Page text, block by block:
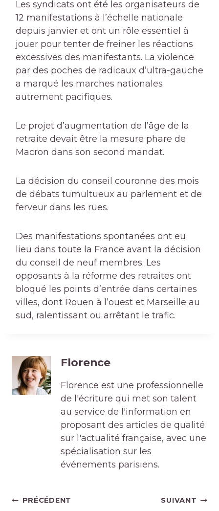
Les syndicats ont été les organisateurs de
12 manifestations à l’échelle nationale
depuis janvier et ont un rôle essentiel à
jouer pour tenter de freiner les réactions
excessives des manifestants. La violence
par des poches de radicaux d’ultra-gauche
a marqué les marches nationales
autrement pacifiques.
Le projet d’augmentation de l’âge de la
retraite devait être la mesure phare de
Macron dans son second mandat.
La décision du conseil couronne des mois
de débats tumultueux au parlement et de
ferveur dans les rues.
Des manifestations spontanées ont eu
lieu dans toute la France avant la décision
du conseil de neuf membres. Les
opposants à la réforme des retraites ont
bloqué les points d’entrée dans certaines
villes, dont Rouen à l’ouest et Marseille au
sud, ralentissant ou arrêtant le trafic.
Florence
Florence est une professionnelle
de l'écriture qui met son talent
au service de l'information en
proposant des articles de qualité
sur l'actualité française, avec une
spécialisation sur les
événements parisiens.
Navigation
PRÉCÉDENT SUIVANT